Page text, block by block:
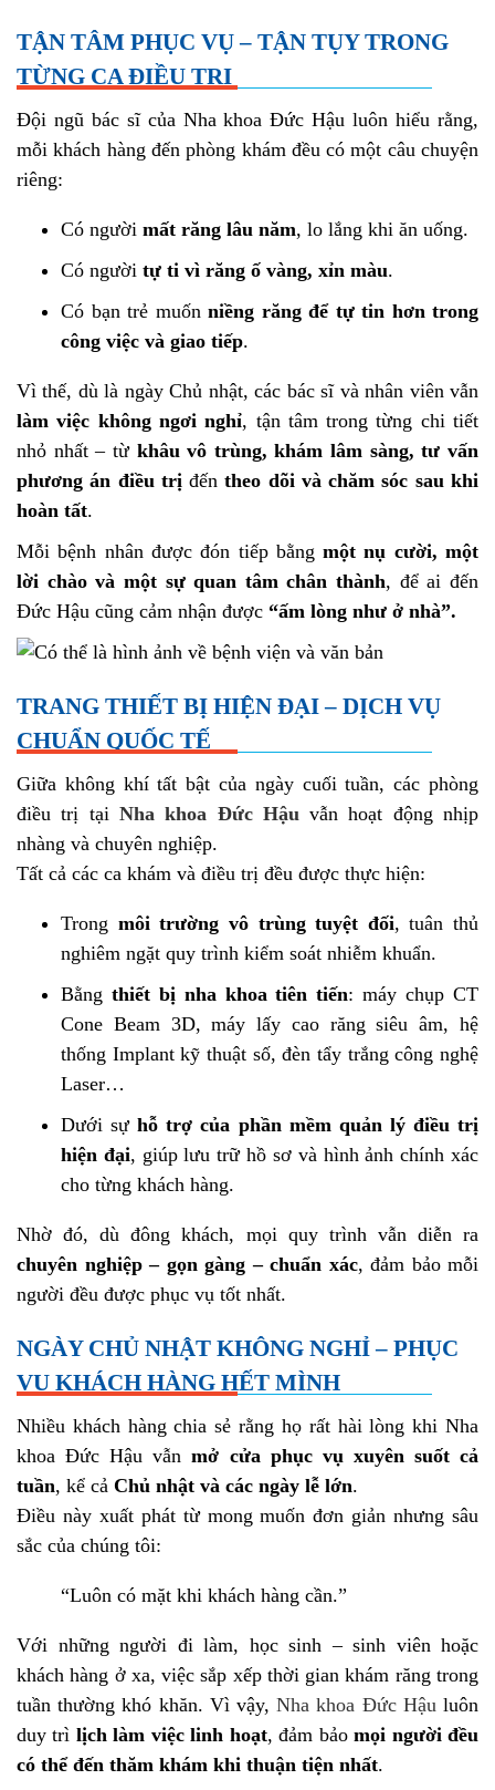
TẬN TÂM PHỤC VỤ – TẬN TỤY TRONG
TỪNG CA ĐIỀU TRỊ
Đội ngũ bác sĩ của Nha khoa Đức Hậu luôn hiểu rằng,
mỗi khách hàng đến phòng khám đều có một câu chuyện
riêng:
Có người mất răng lâu năm, lo lắng khi ăn uống.
Có người tự ti vì răng ố vàng, xỉn màu.
Có bạn trẻ muốn niềng răng để tự tin hơn trong
công việc và giao tiếp.
Vì thế, dù là ngày Chủ nhật, các bác sĩ và nhân viên vẫn
làm việc không ngơi nghỉ, tận tâm trong từng chi tiết
nhỏ nhất – từ khâu vô trùng, khám lâm sàng, tư vấn
phương án điều trịđếntheo dõi và chăm sóc sau khi
hoàn tất.
Mỗi bệnh nhân được đón tiếp bằngmột nụ cười, một
lời chào và một sự quan tâm chân thành, để ai đến
Đức Hậu cũng cảm nhận được “ấm lòng như ở nhà”.
TRANG THIẾT BỊ HIỆN ĐẠI – DỊCH VỤ
CHUẨN QUỐC TẾ
Giữa không khí tất bật của ngày cuối tuần, các phòng
điều trị tại Nha khoa Đức Hậuvẫn hoạt động nhịp
nhàng và chuyên nghiệp.
Tất cả các ca khám và điều trị đều được thực hiện:
Trong môi trường vô trùng tuyệt đối, tuân thủ
nghiêm ngặt quy trình kiểm soát nhiễm khuẩn.
Bằng thiết bị nha khoa tiên tiến: máy chụp CT
Cone Beam 3D, máy lấy cao răng siêu âm, hệ
thống Implant kỹ thuật số, đèn tẩy trắng công nghệ
Laser…
Dưới sựhỗ trợ của phần mềm quản lý điều trị
hiện đại, giúp lưu trữ hồ sơ và hình ảnh chính xác
cho từng khách hàng.
Nhờ đó, dù đông khách, mọi quy trình vẫn diễn ra
chuyên nghiệp – gọn gàng – chuẩn xác, đảm bảo mỗi
người đều được phục vụ tốt nhất.
NGÀY CHỦ NHẬT KHÔNG NGHỈ – PHỤC
VỤ KHÁCH HÀNG HẾT MÌNH
Nhiều khách hàng chia sẻ rằng họ rất hài lòng khi Nha
khoa Đức Hậu vẫnmở cửa phục vụ xuyên suốt cả
tuần, kể cả Chủ nhật và các ngày lễ lớn.
Điều này xuất phát từ mong muốn đơn giản nhưng sâu
sắc của chúng tôi:
“Luôn có mặt khi khách hàng cần.”
Với những người đi làm, học sinh – sinh viên hoặc
khách hàng ở xa, việc sắp xếp thời gian khám răng trong
tuần thường khó khăn. Vì vậy,Nha khoa Đức Hậuluôn
duy trì lịch làm việc linh hoạt, đảm bảomọi người đều
có thể đến thăm khám khi thuận tiện nhất.